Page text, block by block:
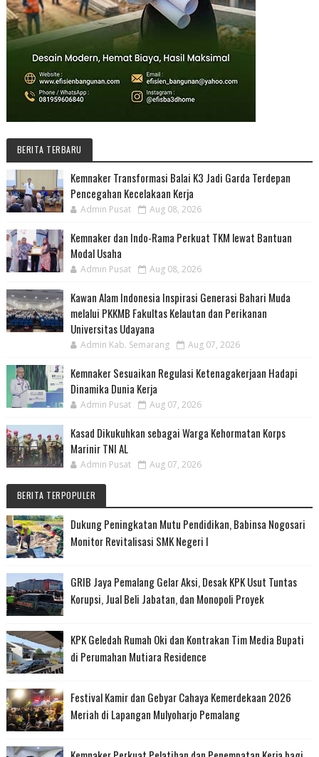
BERITA TERBARU
Kemnaker Transformasi Balai K3 Jadi Garda Terdepan
Pencegahan Kecelakaan Kerja
Admin Pusat Aug 08, 2026
Kemnaker dan Indo-Rama Perkuat TKM lewat Bantuan
Modal Usaha
Admin Pusat Aug 08, 2026
Kawan Alam Indonesia Inspirasi Generasi Bahari Muda
melalui PKKMB Fakultas Kelautan dan Perikanan
Universitas Udayana
Admin Kab. Semarang Aug 07, 2026
Kemnaker Sesuaikan Regulasi Ketenagakerjaan Hadapi
Dinamika Dunia Kerja
Admin Pusat Aug 07, 2026
Kasad Dikukuhkan sebagai Warga Kehormatan Korps
Marinir TNI AL
Admin Pusat Aug 07, 2026
BERITA TERPOPULER
Dukung Peningkatan Mutu Pendidikan, Babinsa Nogosari
Monitor Revitalisasi SMK Negeri I
GRIB Jaya Pemalang Gelar Aksi, Desak KPK Usut Tuntas
Korupsi, Jual Beli Jabatan, dan Monopoli Proyek
KPK Geledah Rumah Oki dan Kontrakan Tim Media Bupati
di Perumahan Mutiara Residence
Festival Kamir dan Gebyar Cahaya Kemerdekaan 2026
Meriah di Lapangan Mulyoharjo Pemalang